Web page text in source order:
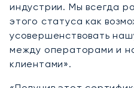
индустрии. Мы всегда
этого статуса как
усовершенствовать
между операторами и
клиентами».